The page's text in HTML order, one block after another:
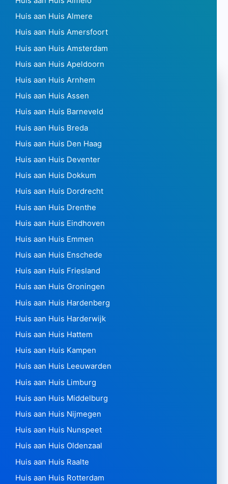
Huis aan Huis Almere
Huis aan Huis Amersfoort
Huis aan Huis Amsterdam
Huis aan Huis Apeldoorn
Huis aan Huis Arnhem
Huis aan Huis Assen
Huis aan Huis Barneveld
Huis aan Huis Breda
Huis aan Huis Den Haag
Huis aan Huis Deventer
Huis aan Huis Dokkum
Huis aan Huis Dordrecht
Huis aan Huis Drenthe
Huis aan Huis Eindhoven
Huis aan Huis Emmen
Huis aan Huis Enschede
Huis aan Huis Friesland
Huis aan Huis Groningen
Huis aan Huis Hardenberg
Huis aan Huis Harderwijk
Huis aan Huis Hattem
Huis aan Huis Kampen
Huis aan Huis Leeuwarden
Huis aan Huis Limburg
Huis aan Huis Middelburg
Huis aan Huis Nijmegen
Huis aan Huis Nunspeet
Huis aan Huis Oldenzaal
Huis aan Huis Raalte
Huis aan Huis Rotterdam